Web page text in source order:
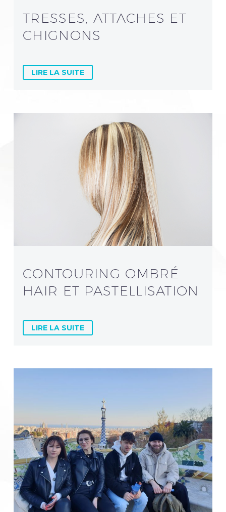
TRESSES, ATTACHES ET
CHIGNONS
LIRE LA SUITE
CONTOURING OMBRÉ
HAIR ET PASTELLISATION
LIRE LA SUITE